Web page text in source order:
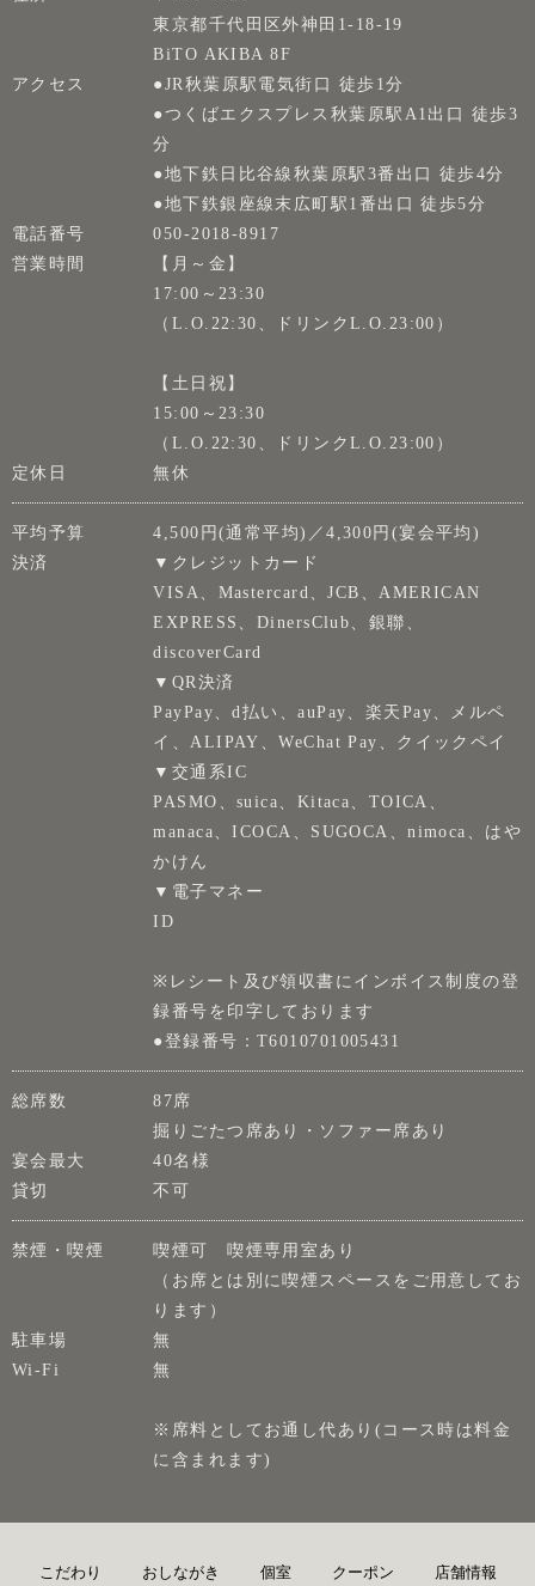
東京都千代田区外神田1-18-19
BiTO AKIBA 8F
アクセス
●JR秋葉原駅電気街口 徒歩1分
●つくばエクスプレス秋葉原駅A1出口 徒歩3
分
●地下鉄日比谷線秋葉原駅3番出口 徒歩4分
●地下鉄銀座線末広町駅1番出口 徒歩5分
電話番号
050-2018-8917
営業時間
【月～金】
17:00～23:30
（L.O.22:30、ドリンクL.O.23:00）
【土日祝】
15:00～23:30
（L.O.22:30、ドリンクL.O.23:00）
定休日
無休
平均予算
4,500円(通常平均)／4,300円(宴会平均)
決済
▼クレジットカード
VISA、Mastercard、JCB、AMERICAN
EXPRESS、DinersClub、銀聯、
discoverCard
▼QR決済
PayPay、d払い、auPay、楽天Pay、メルペ
イ、ALIPAY、WeChat Pay、クイックペイ
▼交通系IC
PASMO、suica、Kitaca、TOICA、
manaca、ICOCA、SUGOCA、nimoca、はや
かけん
▼電子マネー
ID
※レシート及び領収書にインボイス制度の登
録番号を印字しております
●登録番号：T6010701005431
総席数
87席
掘りごたつ席あり・ソファー席あり
宴会最大
40名様
貸切
不可
禁煙・喫煙
喫煙可 喫煙専用室あり
（お席とは別に喫煙スペースをご用意してお
ります）
駐車場
無
Wi-Fi
無
※席料としてお通し代あり(コース時は料金
に含まれます)
こだわり おしながき 個室 クーポン 店舗情報